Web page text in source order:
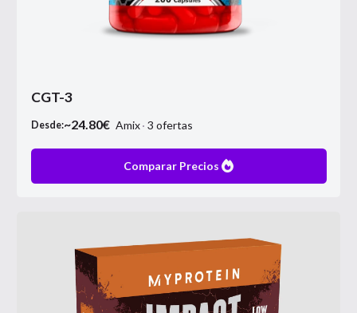
CGT-3
Desde:~24.80€ Amix 3 ofertas
Comparar Precios